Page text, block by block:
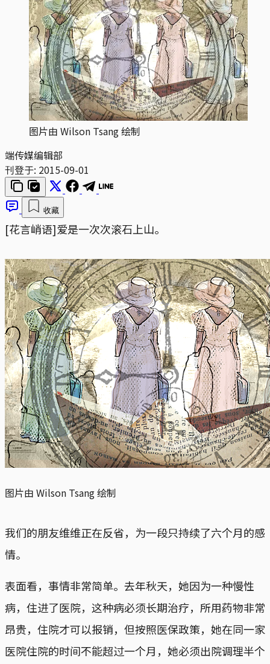
图片由 Wilson Tsang 绘制
端传媒编辑部
刊登于: 2015-09-01
收藏
[花言峭语]爱是一次次滚石上山。
图片由 Wilson Tsang 绘制
我们的朋友维维正在反省，为一段只持续了六个月的感
情。
表面看，事情非常简单。去年秋天，她因为一种慢性
病，住进了医院，这种病必须长期治疗，所用药物非常
昂贵，住院才可以报销，但按照医保政策，她在同一家
医院住院的时间不能超过一个月，她必须出院调理半个